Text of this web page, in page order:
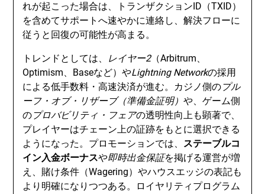
れが起こった場合は、トランザクションID（TXID）
を含めてサポートへ速やかに連絡し、解決フローに
従うと回復の可能性が高まる。
トレンドとしては、 レイヤー2（Arbitrum、
Optimism、Baseなど）やLightning Networkの採用
による低手数料・高速決済が進む。カジノ側のプル
ーフ・オブ・リザーブ（準備金証明）や、ゲーム側
のプロバビリティ・フェアの透明性向上も顕著で、
プレイヤーはチェーン上の証跡をもとに選択できる
ようになった。プロモーションでは、 ステーブルコ
イン入金ボーナスや即時出金保証を掲げる運営が増
え、賭け条件（Wagering）やハウスエッジの表記も
より明確になりつつある。ロイヤリティプログラム